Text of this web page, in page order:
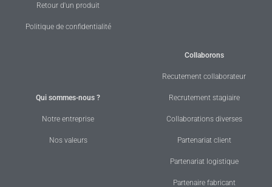
Retour d'un produit
Politique de confidentialité
Qui sommes-nous ?
Notre entreprise
Nos valeurs
Collaborons
Recutement collaborateur
Recrutement stagiaire
Collaborations diverses
Partenariat client
Partenariat logistique
Partenaire fabricant